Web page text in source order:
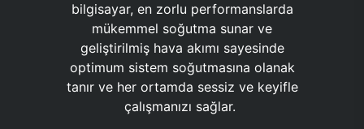
bilgisayar, en zorlu performanslarda
mükemmel soğutma sunar ve
geliştirilmiş hava akımı sayesinde
optimum sistem soğutmasına olanak
tanır ve her ortamda sessiz ve keyifle
çalışmanızı sağlar.